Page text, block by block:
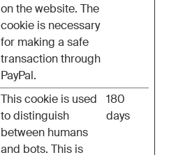
on the website. The
cookie is necessary
for making a safe
transaction through
PayPal.
This cookie is used
to distinguish
between humans
and bots. This is
180
days